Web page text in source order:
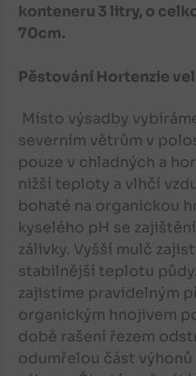
konteneru 3 litry, o
70cm.
Pěstování Hortenzie
Místo výsadby
severním větrům v
pouze v chladných a
nižší teploty a vlhčí
bohaté na organickou
kyselého pH se
zálivky. Vyšší mulč
stabilnější teplotu
zajistíme pravidelným
organickým hnojivem
době rašení řezem
odumřelou část